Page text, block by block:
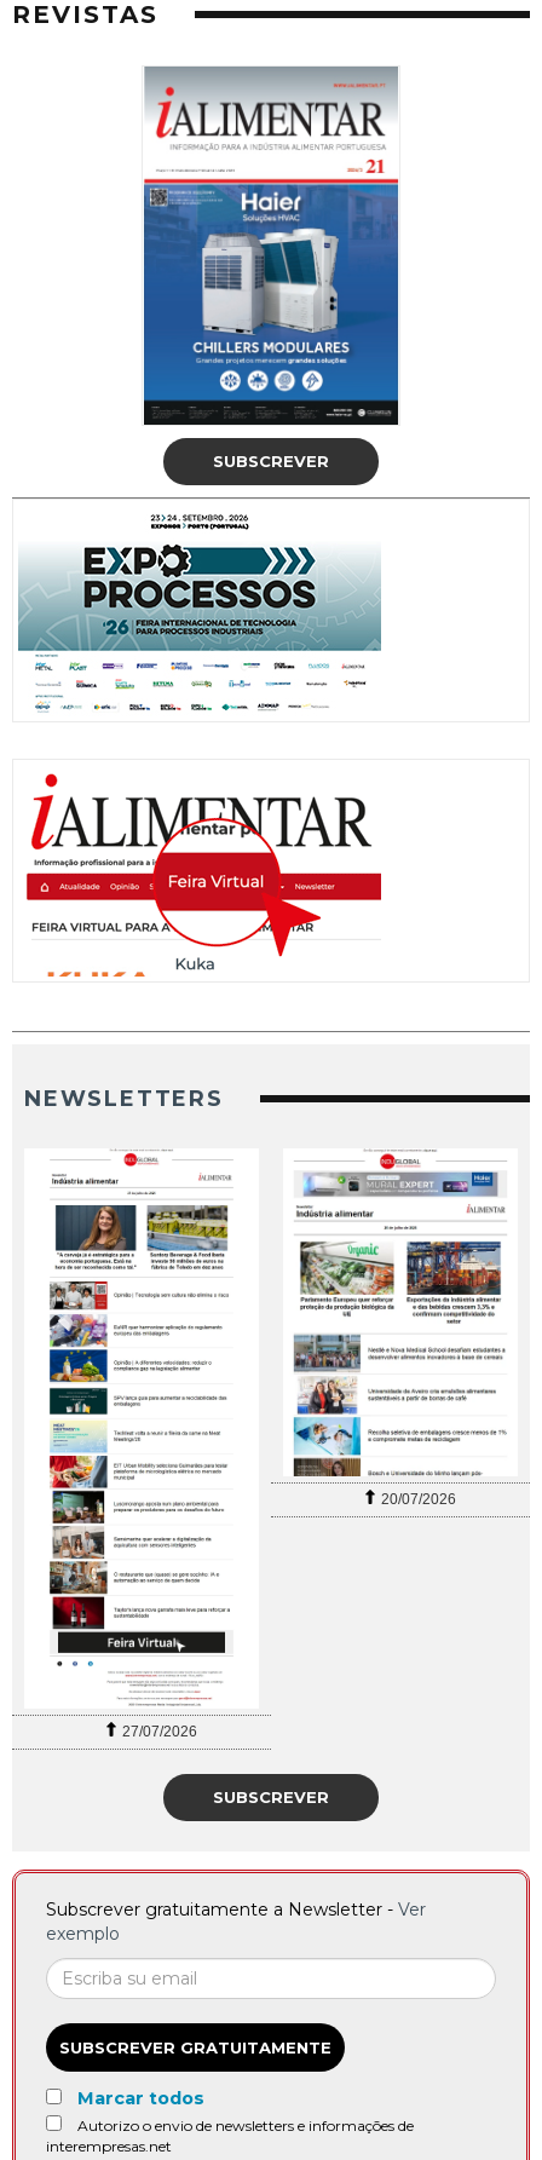
REVISTAS
SUBSCREVER
NEWSLETTERS
27/07/2026
20/07/2026
SUBSCREVER
Subscrever gratuitamente a Newsletter - Ver
exemplo
SUBSCREVER GRATUITAMENTE
Marcar todos
Autorizo o envio de newsletters e informações de
interempresas.net